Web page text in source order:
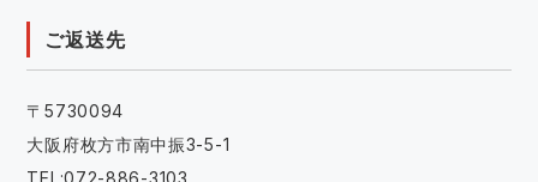
ご返送先
〒5730094
大阪府枚方市南中振3-5-1